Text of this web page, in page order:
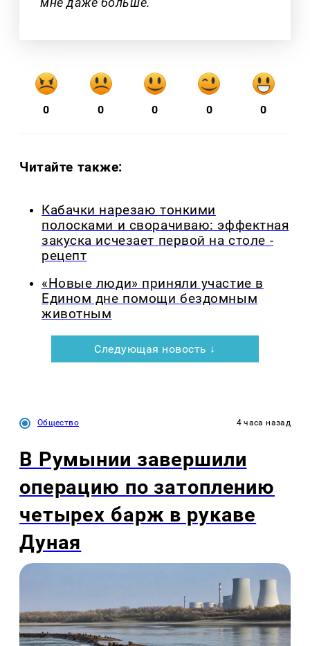
0 0 0 0 0
Читайте также:
Кабачки нарезаю тонкими
полосками и сворачиваю: эффектная
закуска исчезает первой на столе -
рецепт
«Новые люди» приняли участие в
Едином дне помощи бездомным
животным
Следующая новость ↓
Общество 4 часа назад
В Румынии завершили
операцию по затоплению
четырех барж в рукаве
Дуная